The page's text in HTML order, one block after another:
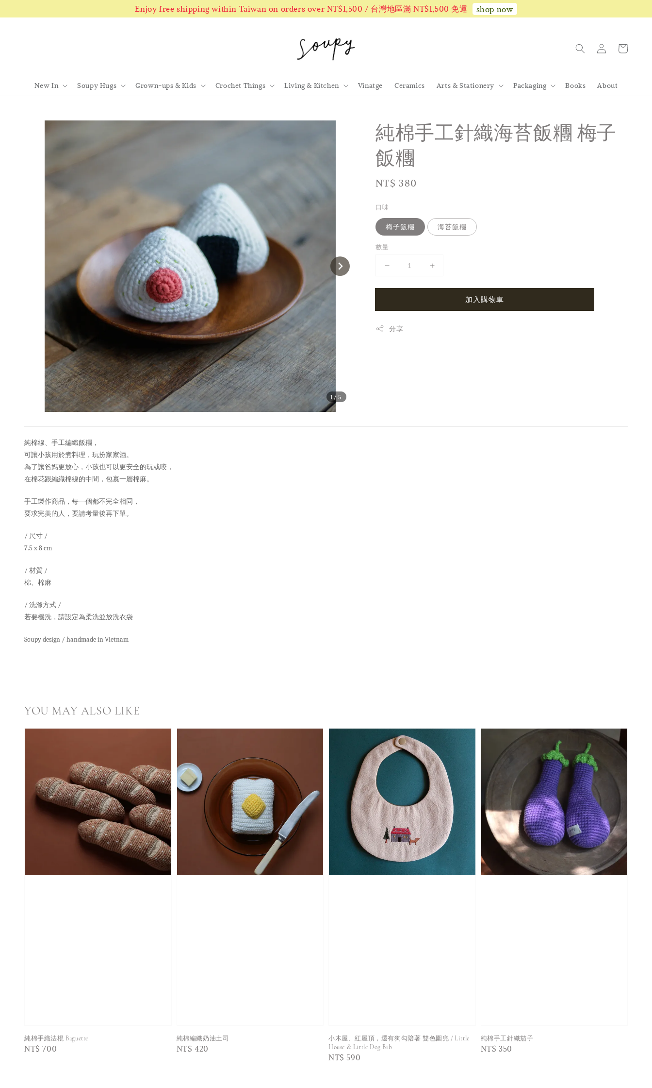
Enjoy free shipping within Taiwan on orders over NT$1,500 / 台灣地區滿 NT$1,500 免運 shop now
New In Soupy Hugs Grown-ups & Kids Crochet Things Living & Kitchen Vinatge Ceramics Arts & Stationery Packaging Books About
1 /5
純棉手工針織海苔飯糰 梅子
飯糰
Regular
NT$ 380
口味
梅子飯糰 海苔飯糰
數量
加入購物車
分享
純棉線、手工編織飯糰，
可讓小孩用於煮料理，玩扮家家酒。
為了讓爸媽更放心，小孩也可以更安全的玩或咬，
在棉花跟編織棉線的中間，包裹一層棉麻。
手工製作商品，每一個都不完全相同，
要求完美的人，要請考量後再下單。
/ 尺寸 /
7.5 x 8 cm
/ 材質 /
棉、棉麻
/ 洗滌方式 /
若要機洗，請設定為柔洗並放洗衣袋
Soupy design / handmade in Vietnam
YOU MAY ALSO LIKE
純棉手織法棍 Baguette
Regular
NT$ 700
純棉編織奶油土司
Regular
NT$ 420
小木屋、紅屋頂，還有狗勾陪著 雙色圍兜 / Little
House & Little Dog Bib
Regular
NT$ 590
純棉手工針織茄子
Regular
NT$ 350